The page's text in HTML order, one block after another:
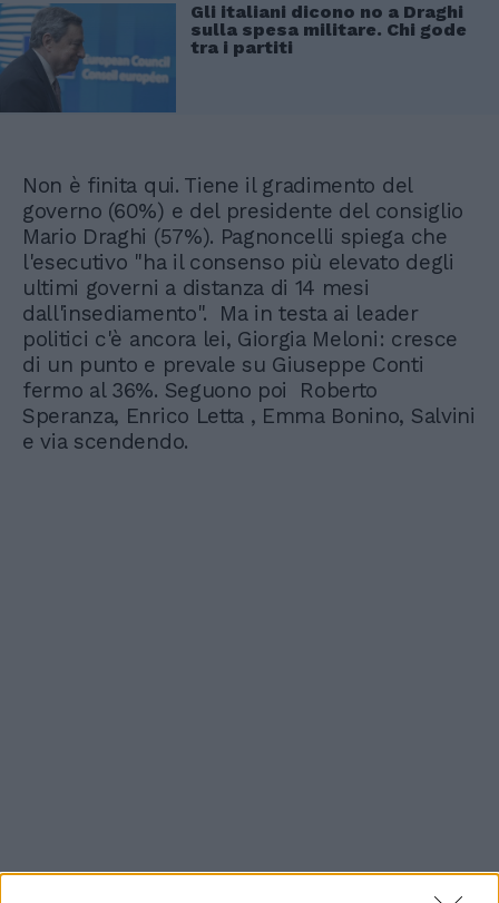
Gli italiani dicono no a Draghi
sulla spesa militare. Chi gode
tra i partiti
Non è finita qui. Tiene il gradimento del
governo (60%) e del presidente del consiglio
Mario Draghi (57%). Pagnoncelli spiega che
l'esecutivo "ha il consenso più elevato degli
ultimi governi a distanza di 14 mesi
dall'insediamento". Ma in testa ai leader
politici c'è ancora lei, Giorgia Meloni: cresce
di un punto e prevale su Giuseppe Conti
fermo al 36%. Seguono poi Roberto
Speranza, Enrico Letta , Emma Bonino, Salvini
e via scendendo.